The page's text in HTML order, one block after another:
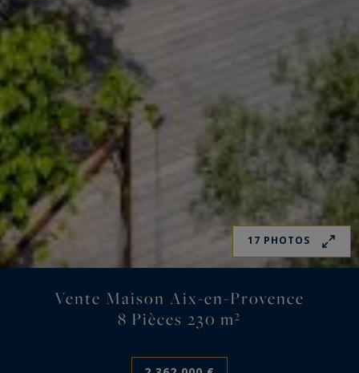
17 PHOTOS
Vente Maison Aix-en-Provence
8 Pièces 230 m²